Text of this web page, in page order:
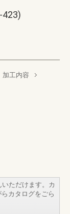
423)
加工内容
ただけます。カ
カタログをごら